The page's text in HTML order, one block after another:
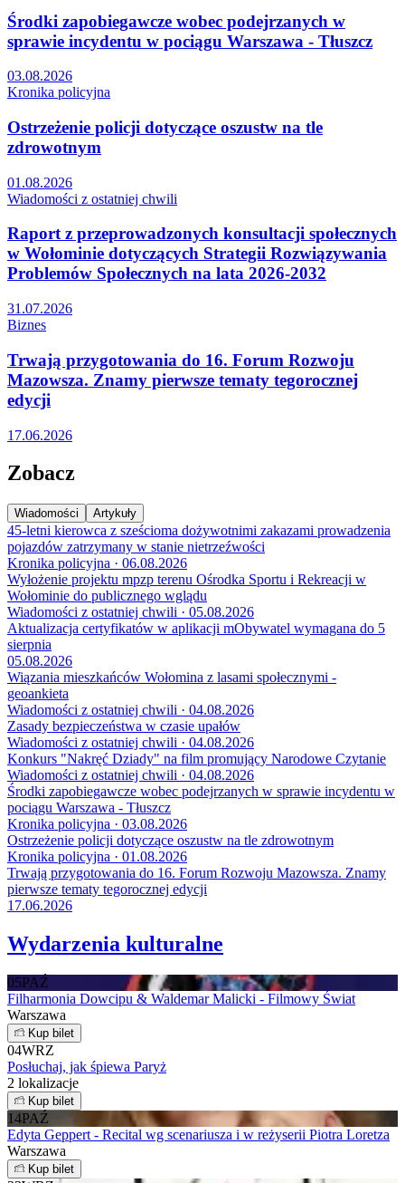
Środki zapobiegawcze wobec podejrzanych w
sprawie incydentu w pociągu Warszawa - Tłuszcz
03.08.2026
Kronika policyjna
Ostrzeżenie policji dotyczące oszustw na tle
zdrowotnym
01.08.2026
Wiadomości z ostatniej chwili
Raport z przeprowadzonych konsultacji społecznych
w Wołominie dotyczących Strategii Rozwiązywania
Problemów Społecznych na lata 2026-2032
31.07.2026
Biznes
Trwają przygotowania do 16. Forum Rozwoju
Mazowsza. Znamy pierwsze tematy tegorocznej
edycji
17.06.2026
Zobacz
Wiadomości Artykuły
45-letni kierowca z sześcioma dożywotnimi zakazami prowadzenia
pojazdów zatrzymany w stanie nietrzeźwości
Kronika policyjna · 06.08.2026
Wyłożenie projektu mpzp terenu Ośrodka Sportu i Rekreacji w
Wołominie do publicznego wglądu
Wiadomości z ostatniej chwili · 05.08.2026
Aktualizacja certyfikatów w aplikacji mObywatel wymagana do 5
sierpnia
05.08.2026
Wiązania mieszkańców Wołomina z lasami społecznymi -
geoankieta
Wiadomości z ostatniej chwili · 04.08.2026
Zasady bezpieczeństwa w czasie upałów
Wiadomości z ostatniej chwili · 04.08.2026
Konkurs "Nakręć Dziady" na film promujący Narodowe Czytanie
Wiadomości z ostatniej chwili · 04.08.2026
Środki zapobiegawcze wobec podejrzanych w sprawie incydentu w
pociągu Warszawa - Tłuszcz
Kronika policyjna · 03.08.2026
Ostrzeżenie policji dotyczące oszustw na tle zdrowotnym
Kronika policyjna · 01.08.2026
Trwają przygotowania do 16. Forum Rozwoju Mazowsza. Znamy
pierwsze tematy tegorocznej edycji
17.06.2026
Wydarzenia kulturalne
05PAŹ
Filharmonia Dowcipu & Waldemar Malicki - Filmowy Świat
Warszawa
Kup bilet
04WRZ
Posłuchaj, jak śpiewa Paryż
2 lokalizacje
Kup bilet
14PAŹ
Edyta Geppert - Recital wg scenariusza i w reżyserii Piotra Loretza
Warszawa
Kup bilet